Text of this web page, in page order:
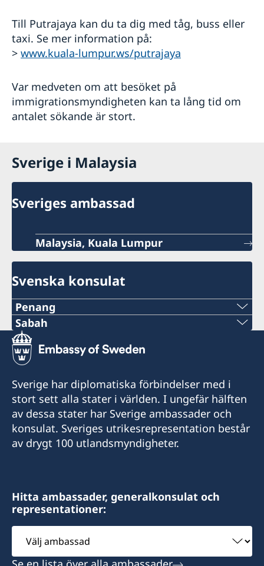
Till Putrajaya kan du ta dig med tåg, buss eller
taxi. Se mer information på:
> www.kuala-lumpur.ws/putrajaya
Var medveten om att besöket på
immigrationsmyndigheten kan ta lång tid om
antalet sökande är stort.
Sverige i Malaysia
Sveriges ambassad
Malaysia, Kuala Lumpur
Svenska konsulat
Penang
Tel:
+60-19-444 6686
+604-3717591
E-post:
oglconsultancy@gmail.com
Midlands Park Complex, Jalan Burma, 10350
Pulau Pinang
Honorärkonsul
Ooi Geok Ling
Sabah
Tel:
+6016-5000 559
E-post:
elizabethfilex@hotmail.com
Lot 32A-18, Lrg 1F, KKIP Selatan SMI Phase II,
Öppettider/Business Hour :
Monday – Friday = 09.00 am – 12.30 pm and
13.30 pm – 4.30 pm
Sverige har diplomatiska förbindelser med i
stort sett alla stater i världen. I ungefär hälften
av dessa stater har Sverige ambassader och
konsulat. Sveriges utrikesrepresentation består
av drygt 100 utlandsmyndigheter.
Hitta ambassader, generalkonsulat och
representationer:
Välj
ambassad